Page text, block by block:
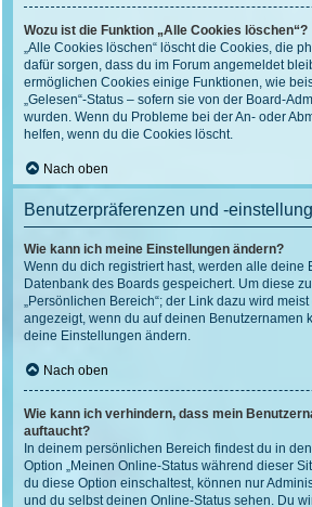
Wozu ist die Funktion „Alle Cookies löschen“?
„Alle Cookies löschen“ löscht die Cookies, die
dafür sorgen, dass du im Forum angemeldet
ermöglichen Cookies einige Funktionen, wie
„Gelesen“-Status – sofern sie von der Board-
wurden. Wenn du Probleme bei der An- oder
helfen, wenn du die Cookies löscht.
Nach oben
Benutzerpräferenzen und -
Wie kann ich meine Einstellungen ändern?
Wenn du dich registriert hast, werden alle deine
Datenbank des Boards gespeichert. Um diese
„Persönlichen Bereich“; der Link dazu wird
angezeigt, wenn du auf deinen Benutzernamen
deine Einstellungen ändern.
Nach oben
Wie kann ich verhindern, dass mein
auftaucht?
In deinem persönlichen Bereich findest du in
Option „Meinen Online-Status während dieser
du diese Option einschaltest, können nur
und du selbst deinen Online-Status sehen. Du